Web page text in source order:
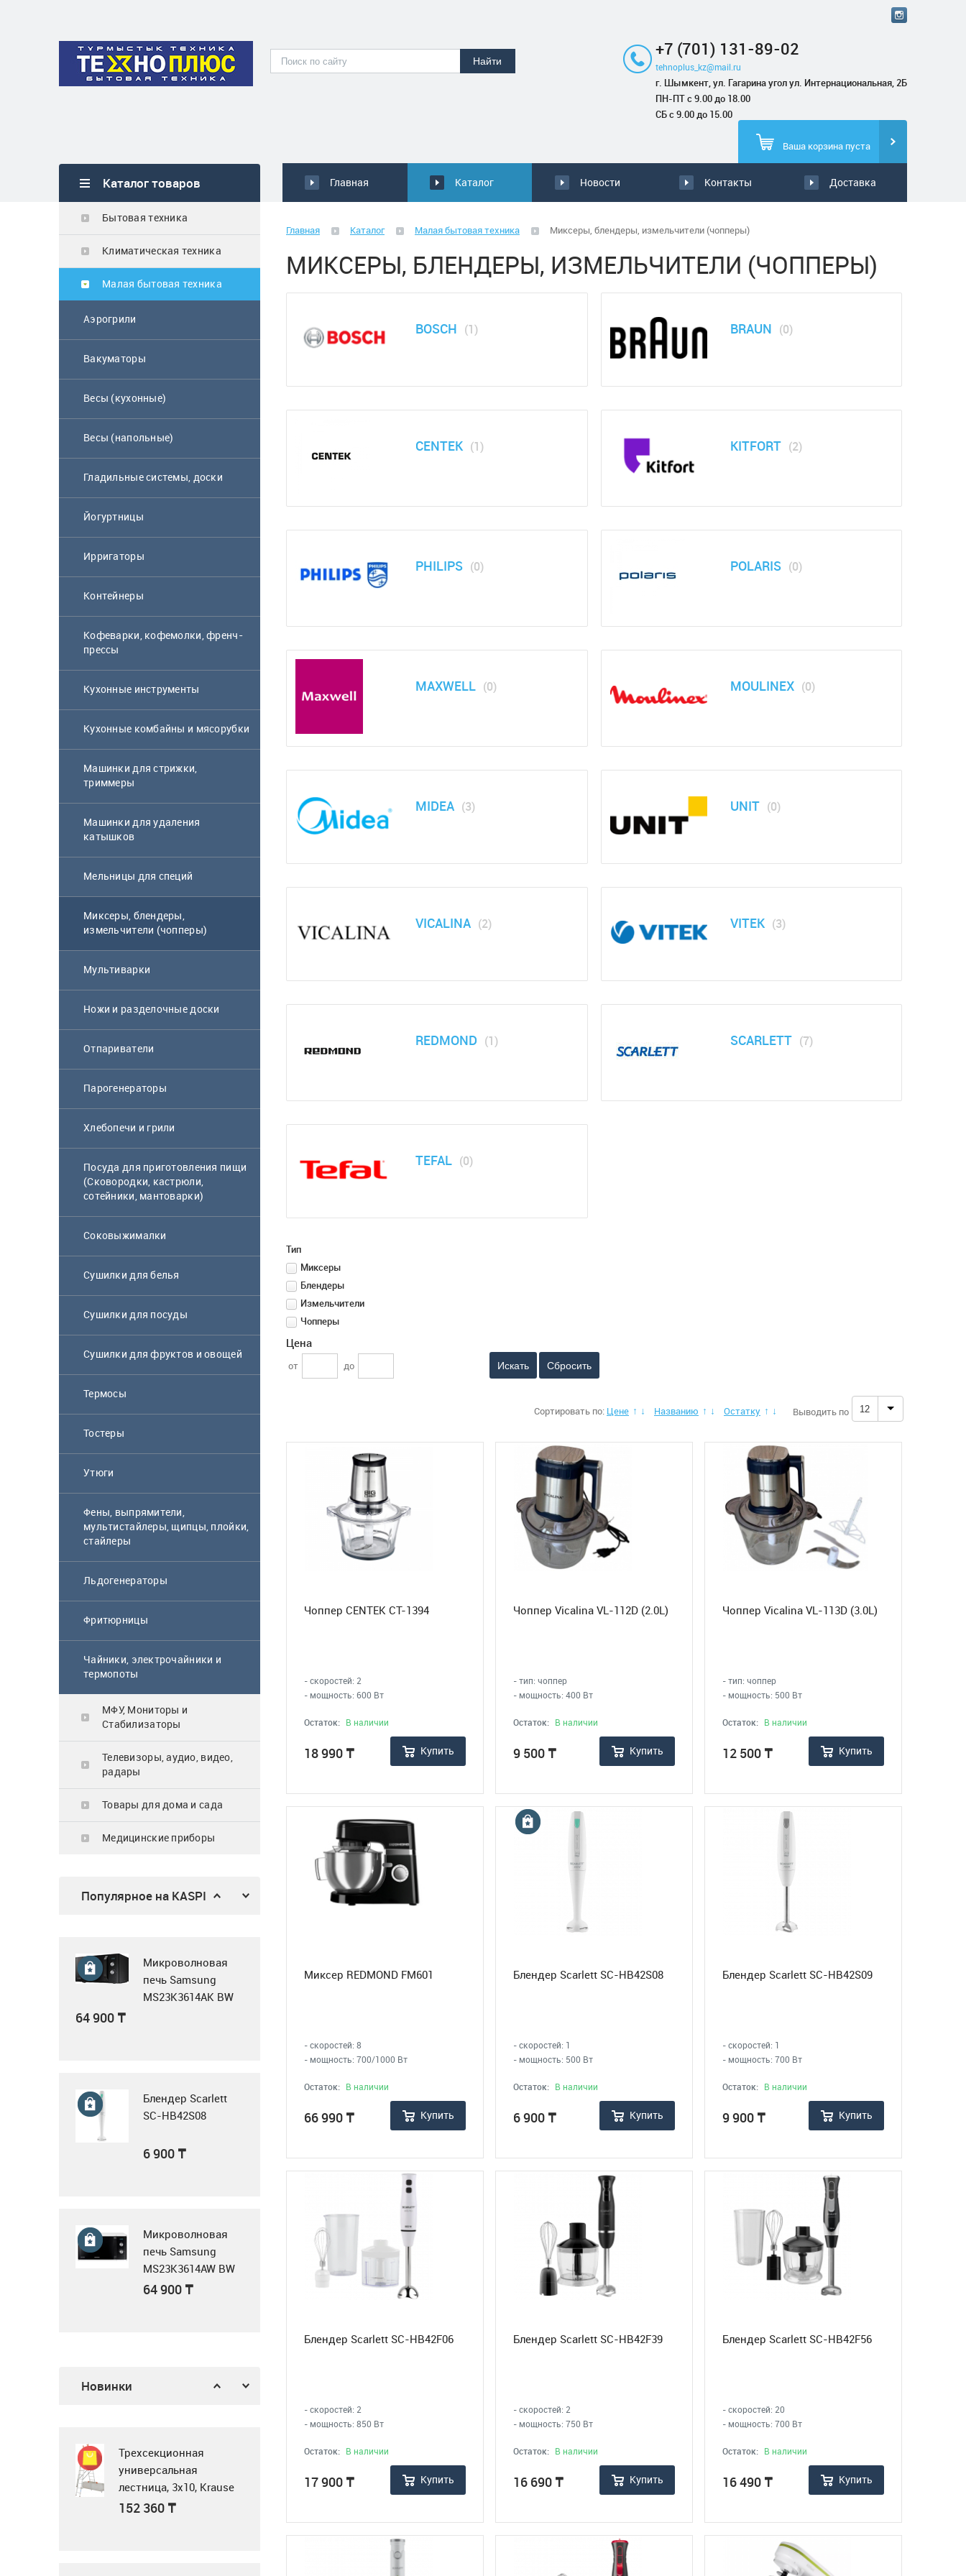
+7 (701) 131-89-02
tehnoplus_kz@mail.ru
г. Шымкент, ул. Гагарина угол ул. Интернациональная, 2Б
ПН-ПТ с 9.00 до 18.00
СБ с 9.00 до 15.00
Каталог товаров Главная Каталог Новости Контакты Доставка
Ваша корзина пуста
Бытовая техника
Климатическая техника
Малая бытовая техника
Аэрогрили
Вакуматоры
Весы (кухонные)
Весы (напольные)
Гладильные системы, доски
Йогуртницы
Ирригаторы
Контейнеры
Кофеварки, кофемолки, френч-
прессы
Кухонные инструменты
Кухонные комбайны и мясорубки
Машинки для стрижки,
триммеры
Машинки для удаления
катышков
Мельницы для специй
Миксеры, блендеры,
измельчители (чопперы)
Мультиварки
Ножи и разделочные доски
Отпариватели
Парогенераторы
Хлебопечи и грили
Посуда для приготовления пищи
(Сковородки, кастрюли,
сотейники, мантоварки)
Соковыжималки
Сушилки для белья
Сушилки для посуды
Сушилки для фруктов и овощей
Термосы
Тостеры
Утюги
Фены, выпрямители,
мультистайлеры, щипцы, плойки,
стайлеры
Льдогенераторы
Фритюрницы
Чайники, электрочайники и
термопоты
МФУ, Мониторы и
Стабилизаторы
Телевизоры, аудио, видео,
радары
Товары для дома и сада
Медицинские приборы
Популярное на KASPI
Блендер Scarlett
MS23K3614AW BW
Газовая поверхность
Midea MG3205X
62 900₸
Микроволновка
MWG20
Микроволновая
печь Samsung
MS23K3614AK BW
64 900 ₸
Блендер Scarlett
SC-HB42S08
6 900 ₸
Микроволновая
печь Samsung
MS23K3614AW BW
белый
64 900 ₸
Midea MG3205X
Микроволновка
Новинки
Tribilo 120960
276 950₸
354 000 ₸
417 900₸
Трехсекционная
универсальная
лестница, 3x10, Krause
Tribilo 129765
152 360 ₸
Главная Каталог Малая бытовая техника Миксеры, блендеры, измельчители (чопперы)
МИКСЕРЫ, БЛЕНДЕРЫ, ИЗМЕЛЬЧИТЕЛИ (ЧОППЕРЫ)
BOSCH (1) BRAUN (0)
CENTEK (1) KITFORT (2)
PHILIPS (0) POLARIS (0)
MAXWELL (0) MOULINEX (0)
MIDEA (3) UNIT (0)
VICALINA (2) VITEK (3)
REDMOND (1) SCARLETT (7)
TEFAL (0)
Тип
Миксеры
Блендеры
Измельчители
Чопперы
Цена
от до Сбросить
Сортировать по: Цене ↑ ↓ Названию ↑ ↓ Остатку ↑ ↓ Выводить по 12
Чоппер CENTEK CT-1394
- скоростей: 2
- мощность: 600 Вт
Остаток: В наличии
18 990 ₸ Купить
Чоппер Vicalina VL-112D (2.0L)
- тип: чоппер
- мощность: 400 Вт
Остаток: В наличии
9 500 ₸ Купить
Чоппер Vicalina VL-113D (3.0L)
- тип: чоппер
- мощность: 500 Вт
Остаток: В наличии
12 500 ₸ Купить
Миксер REDMOND FM601
- скоростей: 8
- мощность: 700/1000 Вт
Остаток: В наличии
66 990 ₸ Купить
Блендер Scarlett SC-HB42S08
- скоростей: 1
- мощность: 500 Вт
Остаток: В наличии
6 900 ₸ Купить
Блендер Scarlett SC-HB42S09
- скоростей: 1
- мощность: 700 Вт
Остаток: В наличии
9 900 ₸ Купить
Блендер Scarlett SC-HB42F06
- скоростей: 2
- мощность: 850 Вт
Остаток: В наличии
17 900 ₸ Купить
Блендер Scarlett SC-HB42F39
- скоростей: 2
- мощность: 750 Вт
Остаток: В наличии
16 690 ₸ Купить
Блендер Scarlett SC-HB42F56
- скоростей: 20
- мощность: 700 Вт
Остаток: В наличии
16 490 ₸ Купить